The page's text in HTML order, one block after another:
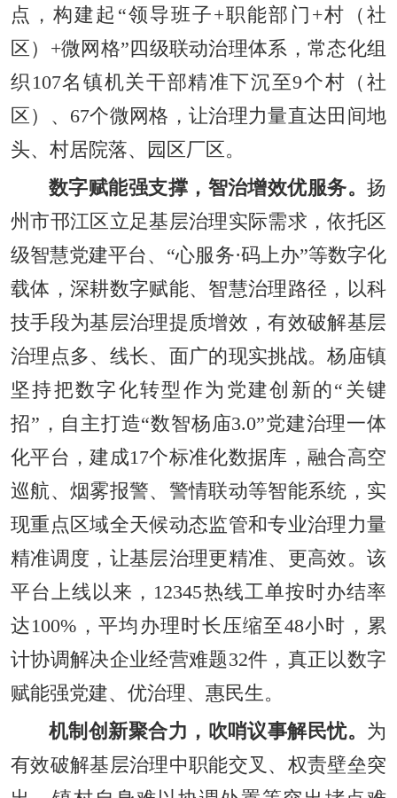
点，构建起“领导班子+职能部门+村（社
区）+微网格”四级联动治理体系，常态化组
织107名镇机关干部精准下沉至9个村（社
区）、67个微网格，让治理力量直达田间地
头、村居院落、园区厂区。
数字赋能强支撑，智治增效优服务。扬
州市邗江区立足基层治理实际需求，依托区
级智慧党建平台、“心服务·码上办”等数字化
载体，深耕数字赋能、智慧治理路径，以科
技手段为基层治理提质增效，有效破解基层
治理点多、线长、面广的现实挑战。杨庙镇
坚持把数字化转型作为党建创新的“关键
招”，自主打造“数智杨庙3.0”党建治理一体
化平台，建成17个标准化数据库，融合高空
巡航、烟雾报警、警情联动等智能系统，实
现重点区域全天候动态监管和专业治理力量
精准调度，让基层治理更精准、更高效。该
平台上线以来，12345热线工单按时办结率
达100%，平均办理时长压缩至48小时，累
计协调解决企业经营难题32件，真正以数字
赋能强党建、优治理、惠民生。
机制创新聚合力，吹哨议事解民忧。 为
有效破解基层治理中职能交叉、权责壁垒突